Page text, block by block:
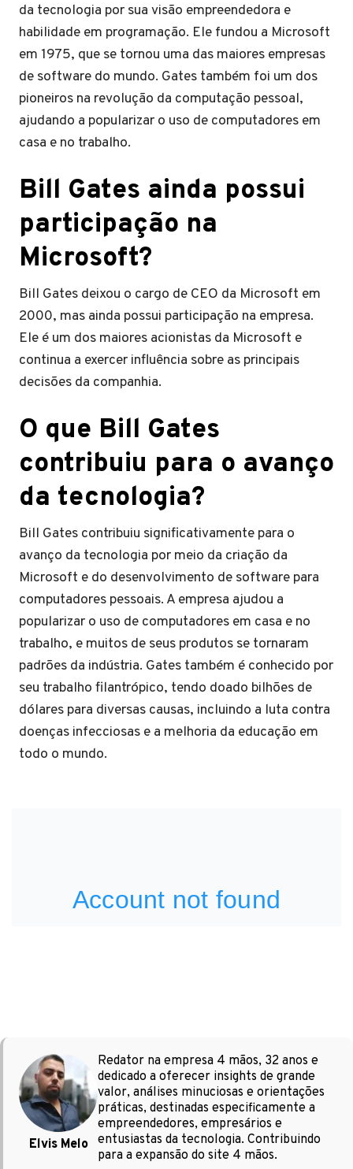
da tecnologia por sua visão empreendedora e
habilidade em programação. Ele fundou a Microsoft
em 1975, que se tornou uma das maiores empresas
de software do mundo. Gates também foi um dos
pioneiros na revolução da computação pessoal,
ajudando a popularizar o uso de computadores em
casa e no trabalho.
Bill Gates ainda possui
participação na
Microsoft?
Bill Gates deixou o cargo de CEO da Microsoft em
2000, mas ainda possui participação na empresa.
Ele é um dos maiores acionistas da Microsoft e
continua a exercer influência sobre as principais
decisões da companhia.
O que Bill Gates
contribuiu para o avanço
da tecnologia?
Bill Gates contribuiu significativamente para o
avanço da tecnologia por meio da criação da
Microsoft e do desenvolvimento de software para
computadores pessoais. A empresa ajudou a
popularizar o uso de computadores em casa e no
trabalho, e muitos de seus produtos se tornaram
padrões da indústria. Gates também é conhecido por
seu trabalho filantrópico, tendo doado bilhões de
dólares para diversas causas, incluindo a luta contra
doenças infecciosas e a melhoria da educação em
todo o mundo.
Elvis Melo
Redator na empresa 4 mãos, 32 anos e
dedicado a oferecer insights de grande
valor, análises minuciosas e orientações
práticas, destinadas especificamente a
empreendedores, empresários e
entusiastas da tecnologia. Contribuindo
para a expansão do site 4 mãos.